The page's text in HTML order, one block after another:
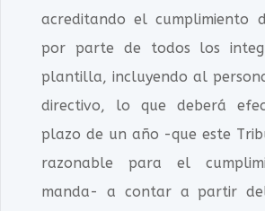
acreditando el cumplimiento
por parte de todos los
plantilla, incluyendo al
directivo, lo que deberá
plazo de un año -que este
razonable para el
manda- a contar a partir